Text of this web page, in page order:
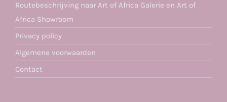
Routebeschrijving naar Art of Africa Galerie en Art of
Africa Showroom
Privacy policy
Algemene voorwaarden
Contact